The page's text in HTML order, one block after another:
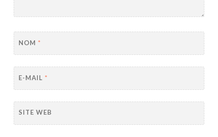
NOM *
E-MAIL *
SITE WEB